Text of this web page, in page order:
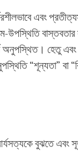
এবং
বাস্তবতার
হেতু এবং
“শূন্যতা” বা
বুঝতে এবং